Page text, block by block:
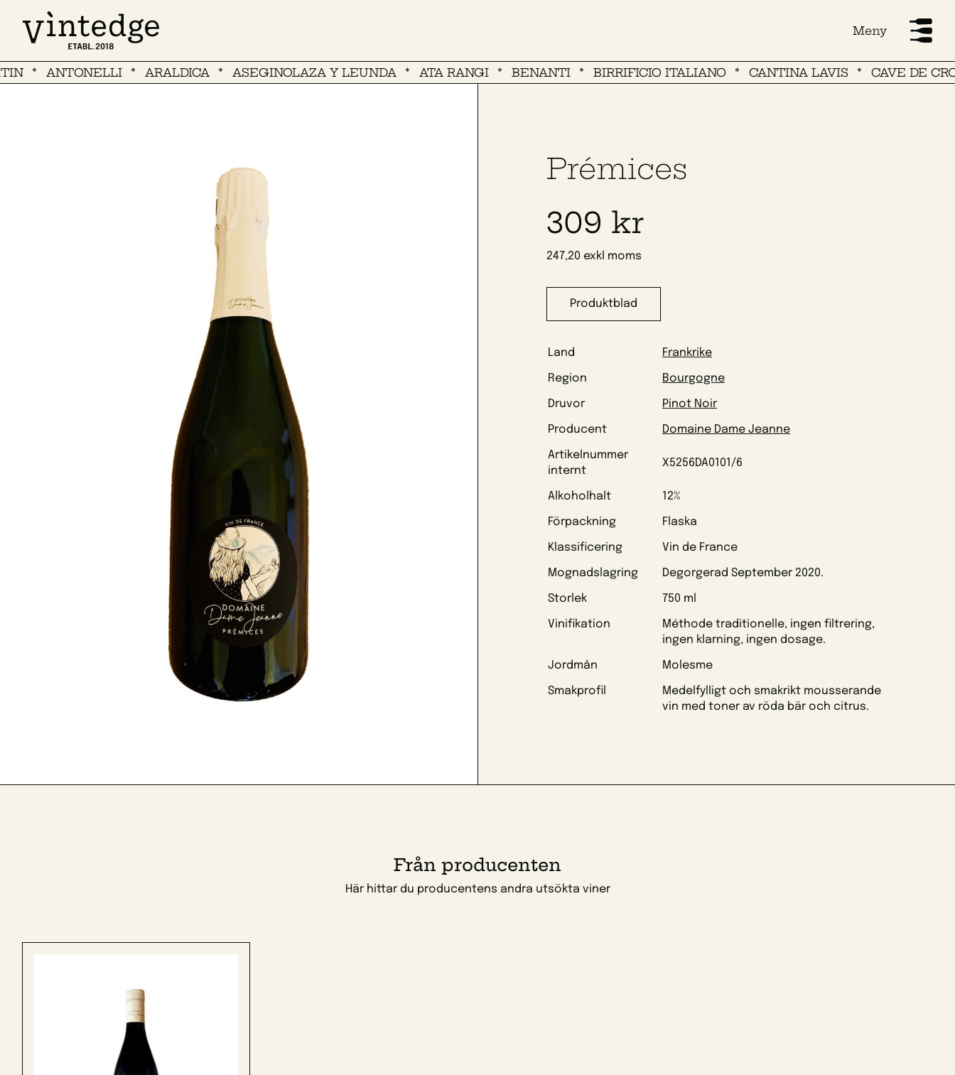
Meny
ANTONELLI ARALDICA ASEGINOLAZA Y LEUNDA ATA RANGI BENANTI BIRRIFICIO ITALIANO CANTINA LAVIS CAVE DE
Prémices
309 kr
247,20 exkl moms
Produktblad
Land Frankrike
Region Bourgogne
Druvor Pinot Noir
Producent Domaine Dame Jeanne
Artikelnummer
internt
X5256DA0101/6
Alkoholhalt 12%
Förpackning Flaska
Klassificering Vin de France
Mognadslagring Degorgerad September 2020.
Storlek 750 ml
Vinifikation
Méthode traditionelle, ingen filtrering,
ingen klarning, ingen dosage.
Jordmån Molesme
Smakprofil
Medelfylligt och smakrikt mousserande
vin med toner av röda bär och citrus.
Från producenten
Här hittar du producentens andra utsökta viner